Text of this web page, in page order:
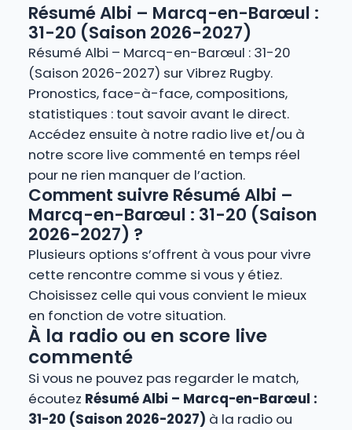
Résumé Albi – Marcq-en-Barœul :
31-20 (Saison 2026-2027)
Résumé Albi – Marcq-en-Barœul : 31-20
(Saison 2026-2027) sur Vibrez Rugby.
Pronostics, face-à-face, compositions,
statistiques : tout savoir avant le direct.
Accédez ensuite à notre radio live et/ou à
notre score live commenté en temps réel
pour ne rien manquer de l’action.
Comment suivre Résumé Albi –
Marcq-en-Barœul : 31-20 (Saison
2026-2027) ?
Plusieurs options s’offrent à vous pour vivre
cette rencontre comme si vous y étiez.
Choisissez celle qui vous convient le mieux
en fonction de votre situation.
À la radio ou en score live
commenté
Si vous ne pouvez pas regarder le match,
écoutez Résumé Albi – Marcq-en-Barœul :
31-20 (Saison 2026-2027) à la radio ou